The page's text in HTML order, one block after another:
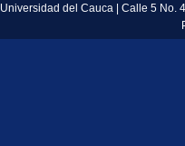
Universidad del Cauca | Calle 5 No.